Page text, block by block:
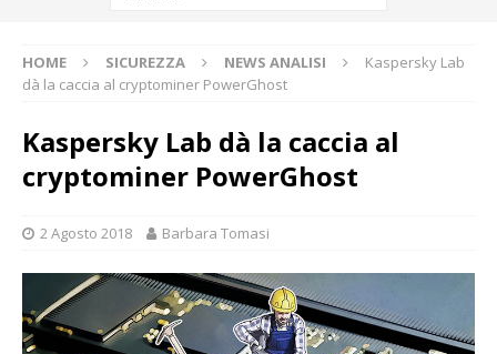
HOME SICUREZZA NEWS ANALISI
Kaspersky Lab
dà la caccia al cryptominer PowerGhost
Kaspersky Lab dà la caccia al
cryptominer PowerGhost
2 Agosto 2018 Barbara Tomasi